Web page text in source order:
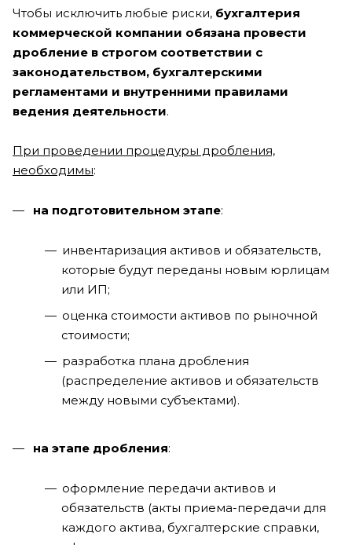
Чтобы исключить любые риски, бухгалтерия
коммерческой компании обязана провести
дробление в строгом соответствии с
законодательством, бухгалтерскими
регламентами и внутренними правилами
ведения деятельности.
При проведении процедуры дробления,
необходимы:
на подготовительном этапе:
инвентаризация активов и обязательств,
которые будут переданы новым юрлицам
или ИП;
оценка стоимости активов по рыночной
стоимости;
разработка плана дробления
(распределение активов и обязательств
между новыми субъектами).
на этапе дробления:
оформление передачи активов и
обязательств (акты приема-передачи для
каждого актива, бухгалтерские справки,